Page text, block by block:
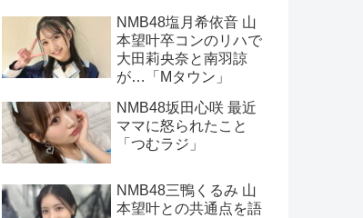
NMB48塩月希依音 山
本望叶卒コンのリハで
大田莉央奈と南羽諒
が…「Mタウン」
NMB48坂田心咲 最近
ママに怒られたこと
「つむラジ」
NMB48三鴨くるみ 山
本望叶との共通点を語